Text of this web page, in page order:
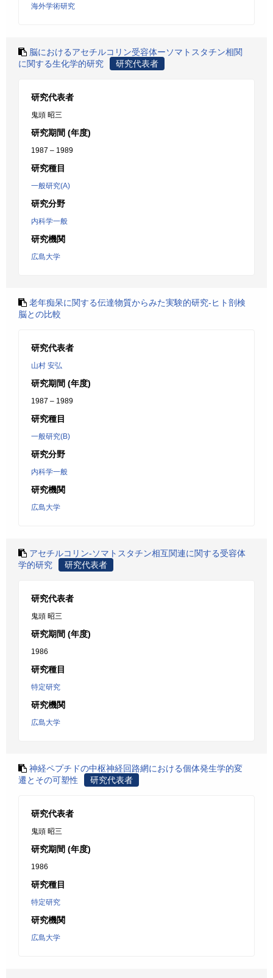
海外学術研究
脳におけるアセチルコリン受容体ーソマトスタチン相関
に関する生化学的研究
研究代表者
研究代表者
鬼頭 昭三
研究期間 (年度)
1987 – 1989
研究種目
一般研究(A)
研究分野
内科学一般
研究機関
広島大学
老年痴呆に関する伝達物質からみた実験的研究-ヒト剖検
脳との比較
研究代表者
山村 安弘
研究期間 (年度)
1987 – 1989
研究種目
一般研究(B)
研究分野
内科学一般
研究機関
広島大学
アセチルコリン-ソマトスタチン相互関連に関する受容体
学的研究
研究代表者
研究代表者
鬼頭 昭三
研究期間 (年度)
1986
研究種目
特定研究
研究機関
広島大学
神経ペプチドの中枢神経回路網における個体発生学的変
遷とその可塑性
研究代表者
研究代表者
鬼頭 昭三
研究期間 (年度)
1986
研究種目
特定研究
研究機関
広島大学